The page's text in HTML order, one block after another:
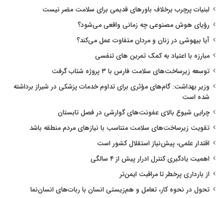
لبنیات پرچرب برخلاف باورهای قدیمی برای سلامت مضر نیست
رؤیای هوش مصنوعی چه زمانی واقعی می‌شود؟
آیا بیهوشی در زنان و مردان متفاوت عمل می‌کند؟
مبارزه با اعتیاد به کمک تمرین های تنفسی
توسعه زیرساخت‌های سلامت فارس با ۳ پروژه شتاب گرفت
وزیر بهداشت: گام‌های مؤثری برای تداوم خدمات پزشکی در شیراز برداشته
شده است
چرایی شیوع بالای عفونت‌های گوارشی در فصل تابستان
تقویت زیرساخت‌های سلامت متناسب با نیازهای مردم منطقه باشد
اقتدار علمی، پیش‌نیاز استقلال کشور است
اهمیت یادگیری کنترل ادرار پیش از ۴ سالگی
از بارداری پرخطر تا مراقبت ایمن‌تر
تحول در نحوه کار، تعامل و هم‌زیستی انسان با ربات‌های انسان‌نما